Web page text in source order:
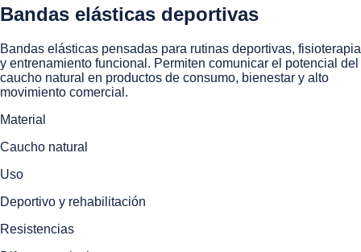
Bandas elásticas deportivas
Bandas elásticas pensadas para rutinas deportivas, fisioterapia
y entrenamiento funcional. Permiten comunicar el potencial del
caucho natural en productos de consumo, bienestar y alto
movimiento comercial.
Material
Caucho natural
Uso
Deportivo y rehabilitación
Resistencias